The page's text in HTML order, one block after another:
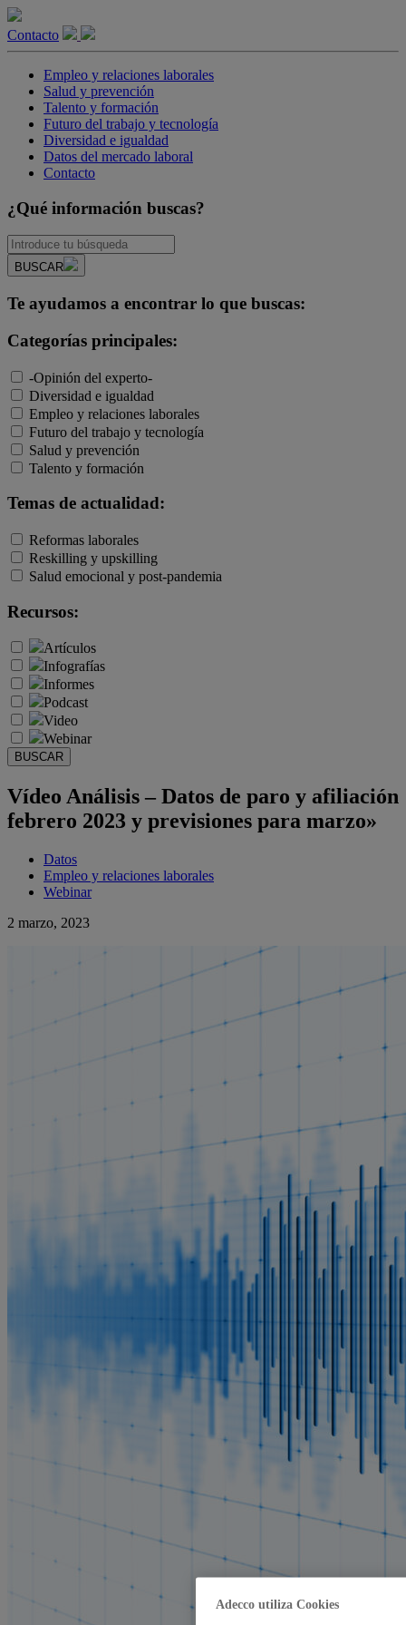
Contacto
Empleo y relaciones laborales
Salud y prevención
Talento y formación
Futuro del trabajo y tecnología
Diversidad e igualdad
Datos del mercado laboral
Contacto
¿Qué información buscas?
BUSCAR
Te ayudamos a encontrar lo que buscas:
Categorías principales:
-Opinión del experto-
Diversidad e igualdad
Empleo y relaciones laborales
Futuro del trabajo y tecnología
Salud y prevención
Talento y formación
Temas de actualidad:
Reformas laborales
Reskilling y upskilling
Salud emocional y post-pandemia
Recursos:
Artículos
Infografías
Informes
Podcast
Video
Webinar
BUSCAR
Vídeo Análisis – Datos de paro y afiliación
febrero 2023 y previsiones para marzo»
Datos
Empleo y relaciones laborales
Webinar
2 marzo, 2023
Adecco utiliza Cookies